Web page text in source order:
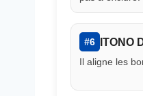
#6 ITONO
Il aligne les